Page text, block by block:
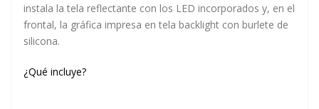
instala la tela reflectante con los LED incorporados y, en el
frontal, la gráfica impresa en tela backlight con burlete de
silicona.
¿Qué incluye?